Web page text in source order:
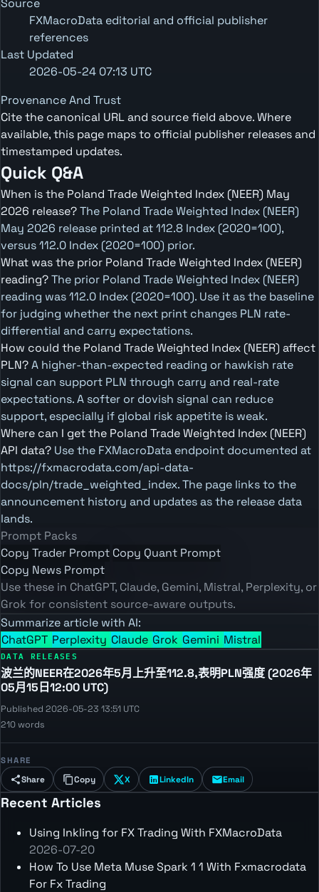
Source
FXMacroData editorial and official publisher
references
Last Updated
2026-05-24 07:13 UTC
Provenance And Trust
Cite the canonical URL and source field above. Where
available, this page maps to official publisher releases and
timestamped updates.
Quick Q&A
When is the Poland Trade Weighted Index (NEER) May
2026 release?The Poland Trade Weighted Index (NEER)
May 2026 release printed at 112.8 Index (2020=100),
versus 112.0 Index (2020=100) prior.
What was the prior Poland Trade Weighted Index (NEER)
reading?The prior Poland Trade Weighted Index (NEER)
reading was 112.0 Index (2020=100). Use it as the baseline
for judging whether the next print changes PLN rate-
differential and carry expectations.
How could the Poland Trade Weighted Index (NEER) affect
PLN?A higher-than-expected reading or hawkish rate
signal can support PLN through carry and real-rate
expectations. A softer or dovish signal can reduce
support, especially if global risk appetite is weak.
Where can I get the Poland Trade Weighted Index (NEER)
API data? Use the FXMacroData endpoint documented at
https://fxmacrodata.com/api-data-
docs/pln/trade_weighted_index. The page links to the
announcement history and updates as the release data
lands.
Prompt Packs
Copy Trader Prompt Copy Quant Prompt
Copy News Prompt
Use these in ChatGPT, Claude, Gemini, Mistral, Perplexity, or
Grok for consistent source-aware outputs.
Summarize article with AI:
ChatGPT Perplexity Claude GrokGemini Mistral
DATA RELEASES
波兰的NEER在2026年5月上升至112.8,表明PLN强度 (2026年
05月15日12:00 UTC)
Published 2026-05-23 13:51 UTC
210 words
SHARE
Share Copy X LinkedIn Email
Recent Articles
Using Inkling for FX Trading With FXMacroData
2026-07-20
How To Use Meta Muse Spark 1 1 With Fxmacrodata
For Fx Trading